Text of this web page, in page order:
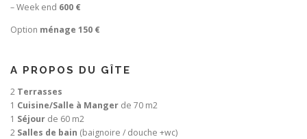
– Week end 600 €
Option ménage 150 €
A PROPOS DU GÎTE
2 Terrasses
1 Cuisine/Salle à Manger de 70 m2
1 Séjour de 60 m2
2 Salles de bain (baignoire / douche +wc)